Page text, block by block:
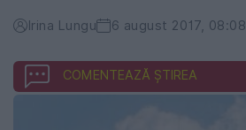
Zilei
Irina Lungu 6 august 2017, 08:08
COMENTEAZĂ ȘTIREA